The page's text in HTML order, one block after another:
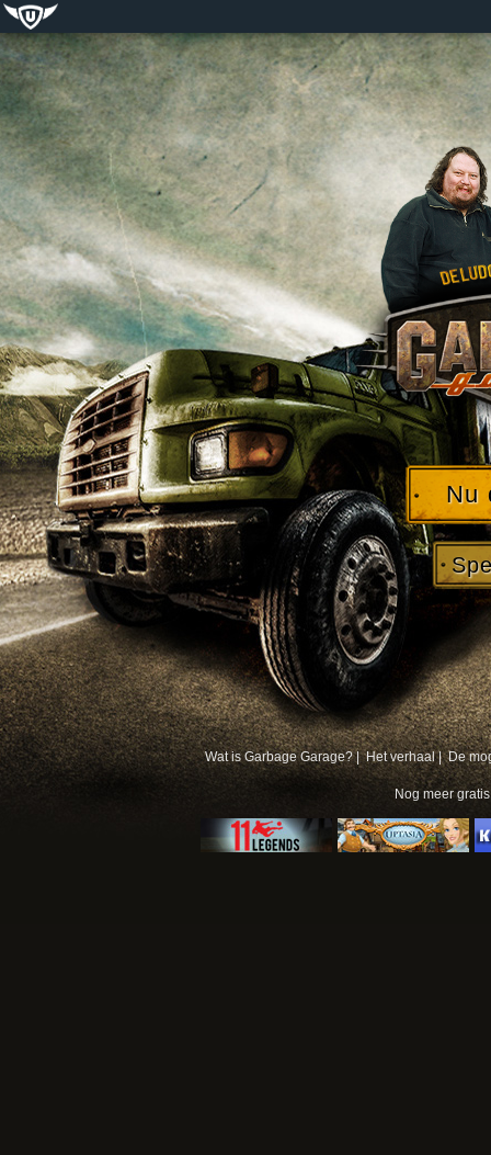
Nu
Wat is Garbage Garage? | Het verhaal | De
Nog meer